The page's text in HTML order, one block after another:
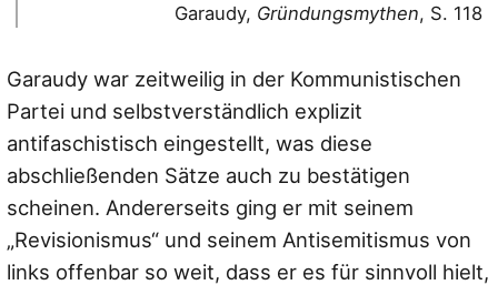
Garaudy, Gründungsmythen, S. 118
Garaudy war zeitweilig in der Kommunistischen
Partei und selbstverständlich explizit
antifaschistisch eingestellt, was diese
abschließenden Sätze auch zu bestätigen
scheinen. Andererseits ging er mit seinem
„Revisionismus“ und seinem Antisemitismus von
links offenbar so weit, dass er es für sinnvoll hielt,